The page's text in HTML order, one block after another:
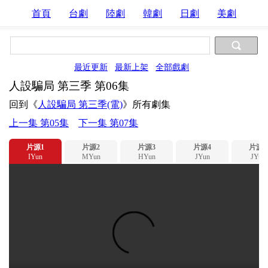
首頁 台劇 陸劇 韓劇 日劇 美劇
最近更新 最新上架 全部戲劇
人設騙局 第三季 第06集
回到《 人設騙局 第三季(電)》所有劇集
上一集 第05集
下一集 第07集
片源1
IYun
片源2
MYun
片源3
HYun
片源4
JYun
片源5
JYun